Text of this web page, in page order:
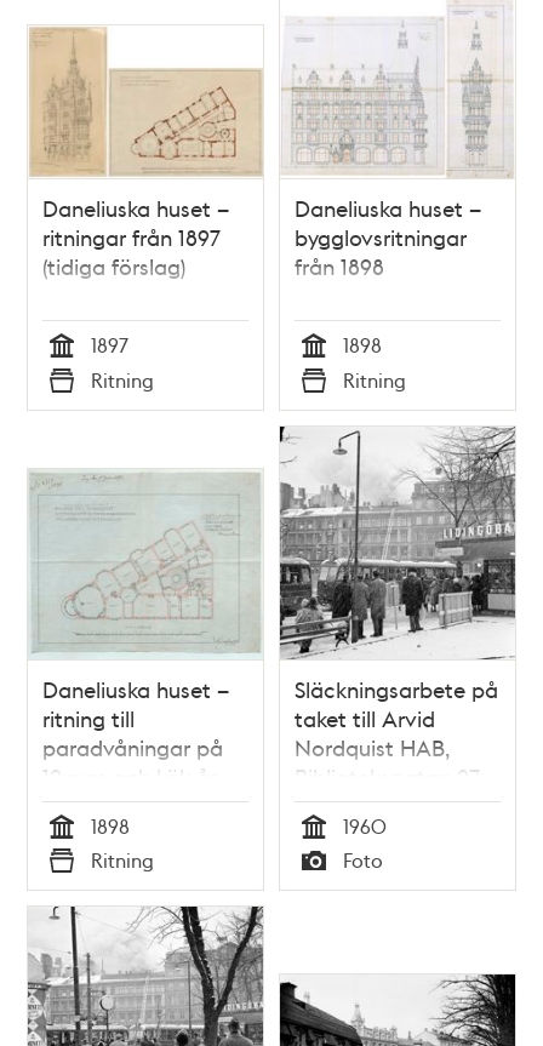
Daneliuska huset –
ritningar från 1897
(tidiga förslag)
Tid
1897
Typ
Ritning
Daneliuska huset –
bygglovsritningar
från 1898
Tid
1898
Typ
Ritning
Daneliuska huset –
ritning till
paradvåningar på
12 rum och kök år
1898
Tid
1898
Typ
Ritning
Släckningsarbete på
taket till Arvid
Nordquist HAB,
Biblioteksgatan 27
Tid
1960
Typ
Foto